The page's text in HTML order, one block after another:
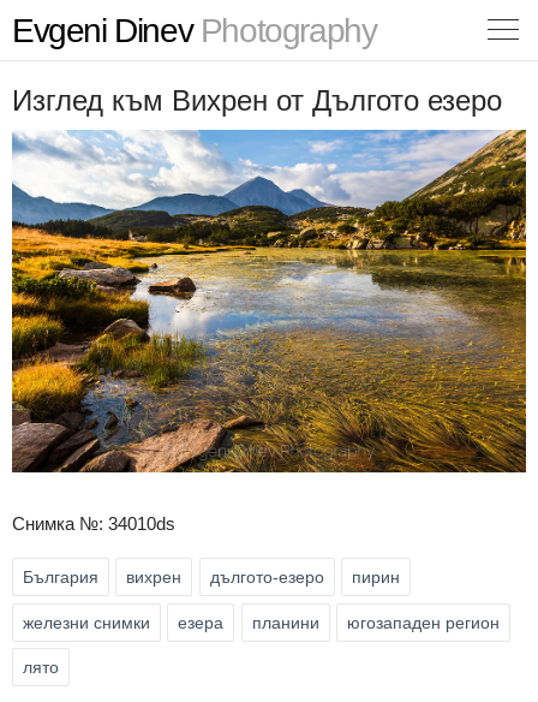
Evgeni DinevPhotography
Изглед към Вихрен от Дългото езеро
Снимка №: 34010ds
България вихрен дългото-езеро пирин
железни снимки езера планини югозападен регион
лято